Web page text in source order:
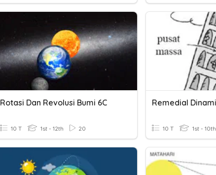
Rotasi Dan Revolusi Bumi 6C
10 T 1st - 12th 20 10 T 1st - 10th